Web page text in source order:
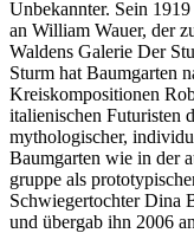
Unbekannter. Sein
an William Wauer, der
Waldens Galerie Der
Sturm hat Baumgarten
Kreiskompositionen
italienischen Futuris­ten
mythologischer,
Baumgarten wie in der
grup­pe als
Schwiegertochter Dina
und übergab ihn 2006